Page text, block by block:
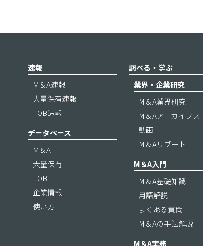
速報
M＆A速報
大量保有速報
TOB速報
データベース
M＆A
大量保有
TOB
企業情報
使い方
調べる・学ぶ
業界・企業研究
M＆A業界研究
M＆Aアーカイブス
動画
M＆Aリブート
M＆A入門
M＆A基礎知識
用語解説
よくある質問
M＆Aの手法解説
M＆A実務